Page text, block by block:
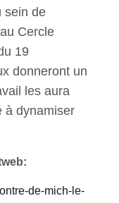
sein de
Cercle
19
donneront un
les aura
à dynamiser
de-mich-le-